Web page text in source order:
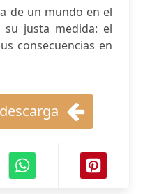
de un mundo en el
su justa medida: el
consecuencias en